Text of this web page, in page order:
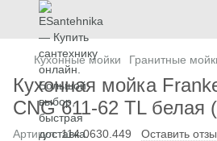
Кухонные мойки Гранитные
Кухонная мойка
CNG 611-62 TL белая
Артикул:114.0630.449 Оставить